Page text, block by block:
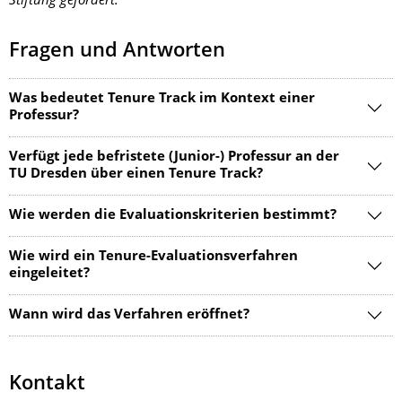
Fragen und Antworten
Was bedeutet Tenure Track im Kontext einer
Professur?
Verfügt jede befristete (Junior-) Professur an der
TU Dresden über einen Tenure Track?
Wie werden die Evaluationskriterien bestimmt?
Wie wird ein Tenure-Evaluationsverfahren
eingeleitet?
Wann wird das Verfahren eröffnet?
Kontakt